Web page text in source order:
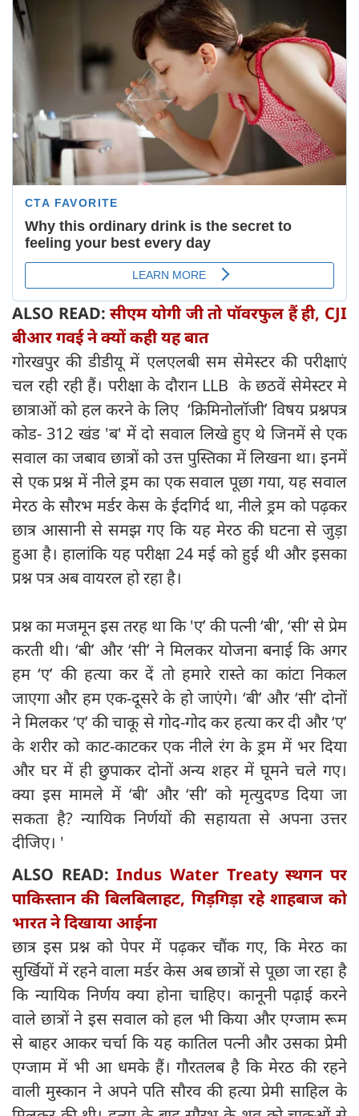
ALSO READ:सीएम योगी जी तो पॉवरफुल हैं ही, CJI
बीआर गवई ने क्यों कही यह बात
गोरखपुर की डीडीयू में एलएलबी सम सेमेस्टर की परीक्षाएं
चल रही रही हैं। परीक्षा के दौरान LLB के छठवें सेमेस्टर मे
छात्राओं को हल करने के लिए ‘क्रिमिनोलॉजी’ विषय प्रश्नपत्र
कोड- 312 खंड 'ब' में दो सवाल लिखे हुए थे जिनमें से एक
सवाल का जबाव छात्रों को उत्त पुस्तिका में लिखना था। इनमें
से एक प्रश्न में नीले ड्रम का एक सवाल पूछा गया, यह सवाल
मेरठ के सौरभ मर्डर केस के ईदगिर्द था, नीले ड्रम को पढ़कर
छात्र आसानी से समझ गए कि यह मेरठ की घटना से जुड़ा
हुआ है। हालांकि यह परीक्षा 24 मई को हुई थी और इसका
प्रश्न पत्र अब वायरल हो रहा है।
प्रश्न का मजमून इस तरह था कि 'ए’ की पत्नी ‘बी’, ‘सी’ से प्रेम
करती थी। ‘बी’ और ‘सी’ ने मिलकर योजना बनाई कि अगर
हम ‘ए’ की हत्या कर दें तो हमारे रास्ते का कांटा निकल
जाएगा और हम एक-दूसरे के हो जाएंगे। ‘बी’ और ‘सी’ दोनों
ने मिलकर ‘ए’ की चाकू से गोद-गोद कर हत्या कर दी और ‘ए’
के शरीर को काट-काटकर एक नीले रंग के ड्रम में भर दिया
और घर में ही छुपाकर दोनों अन्य शहर में घूमने चले गए।
क्या इस मामले में ‘बी’ और ‘सी’ को मृत्युदण्ड दिया जा
सकता है? न्यायिक निर्णयों की सहायता से अपना उत्तर
दीजिए। '
ALSO READ:Indus Water Treaty स्थगन पर
पाकिस्तान की बिलबिलाहट, गिड़गिड़ा रहे शाहबाज को
भारत ने दिखाया आईना
छात्र इस प्रश्न को पेपर में पढ़कर चौंक गए, कि मेरठ का
सुर्खियों में रहने वाला मर्डर केस अब छात्रों से पूछा जा रहा है
कि न्यायिक निर्णय क्या होना चाहिए। कानूनी पढ़ाई करने
वाले छात्रों ने इस सवाल को हल भी किया और एग्जाम रूम
से बाहर आकर चर्चा कि यह कातिल पत्नी और उसका प्रेमी
एग्जाम में भी आ धमके हैं। गौरतलब है कि मेरठ की रहने
वाली मुस्कान ने अपने पति सौरव की हत्या प्रेमी साहिल के